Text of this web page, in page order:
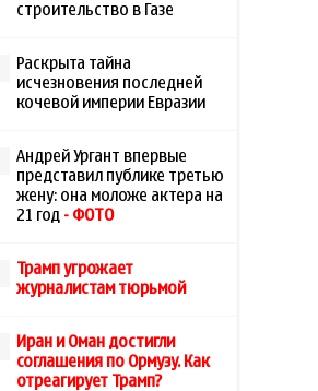
строительство в Газе
Раскрыта тайна
исчезновения последней
кочевой империи Евразии
Андрей Ургант впервые
представил публике третью
жену: она моложе актера на
21 год - ФОТО
Трамп угрожает
журналистам тюрьмой
Иран и Оман достигли
соглашения по Ормузу. Как
отреагирует Трамп?